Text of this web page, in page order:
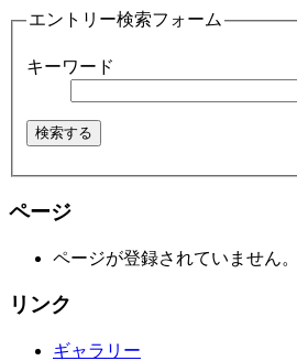
エントリー検索フォーム
キーワード
ページ
ページが登録されていません。
リンク
ギャラリー